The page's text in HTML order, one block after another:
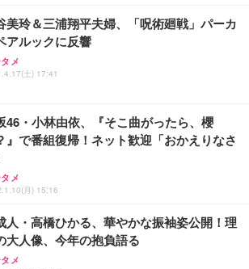
おしゃれ パソコンチェア (ホワイト)
オフィスチェア デスクチェア 肘なし メ
通気性 ランバーサポート付き 腰サポート ガ
段階昇降 360度回転 キャスター付き コンパク
24.5inch/280Hz/FHD】GRAPHT THE S
Gaming Monitor 24” Essential ゲーミン
ター QD 24.5インチ 1ms FHD 量子ドット 残
リスオーヤマ ペットシーツ 超厚型 お徳用 レギ
200枚入【Amazon.co.jp限定】
美玲＆三浦翔平夫婦、「呪術廻戦」パーカ
アルックに反響
メ
土) 17:41
46・小林由依、『そこ曲がったら、櫻
』で番組復帰！ネット歓迎「おかえりなさ
メ
月) 15:16
人・高橋ひかる、華やかな振袖姿公開！理
大人像、今年の抱負語る
メ